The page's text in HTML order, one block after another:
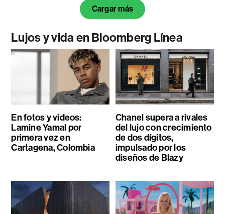
Cargar más
Lujos y vida en Bloomberg Línea
En fotos y videos:
Lamine Yamal por
primera vez en
Cartagena, Colombia
Chanel supera a rivales
del lujo con crecimiento
de dos dígitos,
impulsado por los
diseños de Blazy